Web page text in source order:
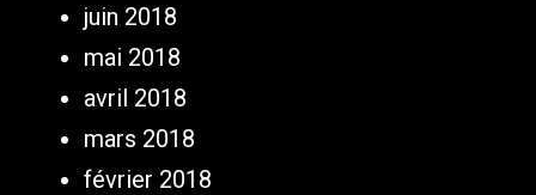
juin 2018
mai 2018
avril 2018
mars 2018
février 2018